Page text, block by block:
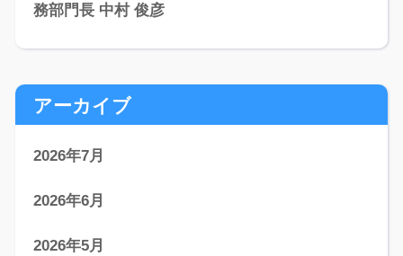
務部門長 中村 俊彦
アーカイブ
2026年7月
2026年6月
2026年5月